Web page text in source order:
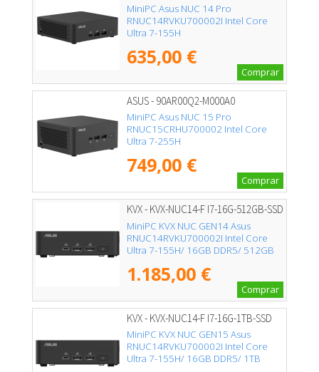
MiniPC Asus NUC 14 Pro
RNUC14RVKU700002I Intel Core
Ultra 7-155H
635,00 €
Comprar
ASUS - 90AR00Q2-M000A0
MiniPC Asus NUC 15 Pro
RNUC15CRHU700002 Intel Core
Ultra 7-255H
749,00 €
Comprar
KVX - KVX-NUC14-F I7-16G-512GB-SSD
MiniPC KVX NUC GEN14 Asus
RNUC14RVKU700002I Intel Core
Ultra 7-155H/ 16GB DDR5/ 512GB
1.185,00 €
Comprar
KVX - KVX-NUC14-F I7-16G-1TB-SSD
MiniPC KVX NUC GEN15 Asus
RNUC14RVKU700002I Intel Core
Ultra 7-155H/ 16GB DDR5/ 1TB